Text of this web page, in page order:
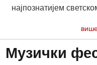
најпознатијем
Музички